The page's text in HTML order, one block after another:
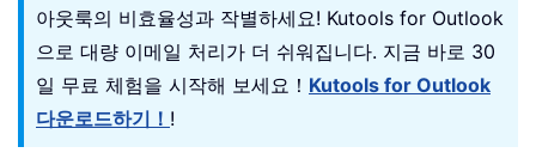
아웃룩의 비효율성과 작별하세요! Kutools for Outlook
으로 대량 이메일 처리가 더 쉬워집니다. 지금 바로 30
일 무료 체험을 시작해 보세요！ Kutools for Outlook
다운로드하기！ !